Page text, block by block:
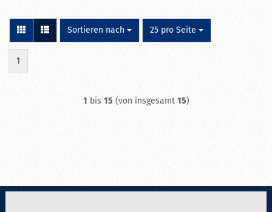
Sortieren nach
Sortieren nach 25 pro Seite
pro Seite
1
1 bis 15 (von insgesamt 15)